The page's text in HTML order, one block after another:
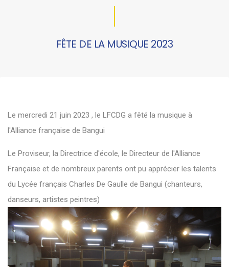
FÊTE DE LA MUSIQUE 2023
Le mercredi 21 juin 2023 , le LFCDG a fêté la musique à
l'Alliance française de Bangui
Le Proviseur, la Directrice d'école, le Directeur de l'Alliance
Française et de nombreux parents ont pu apprécier les talents
du Lycée français Charles De Gaulle de Bangui (chanteurs,
danseurs, artistes peintres)